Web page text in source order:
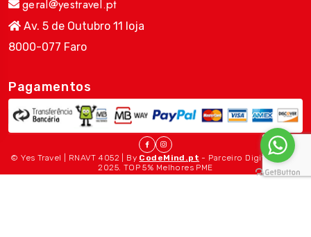
geral@yestravel.pt
Av. 5 de Outubro 11 loja
8000-077 Faro
Pagamentos
© Yes Travel | RNAVT 4052 | By CodeMind.pt - Parceiro Digital desde
2025. TOP 5% Melhores PME